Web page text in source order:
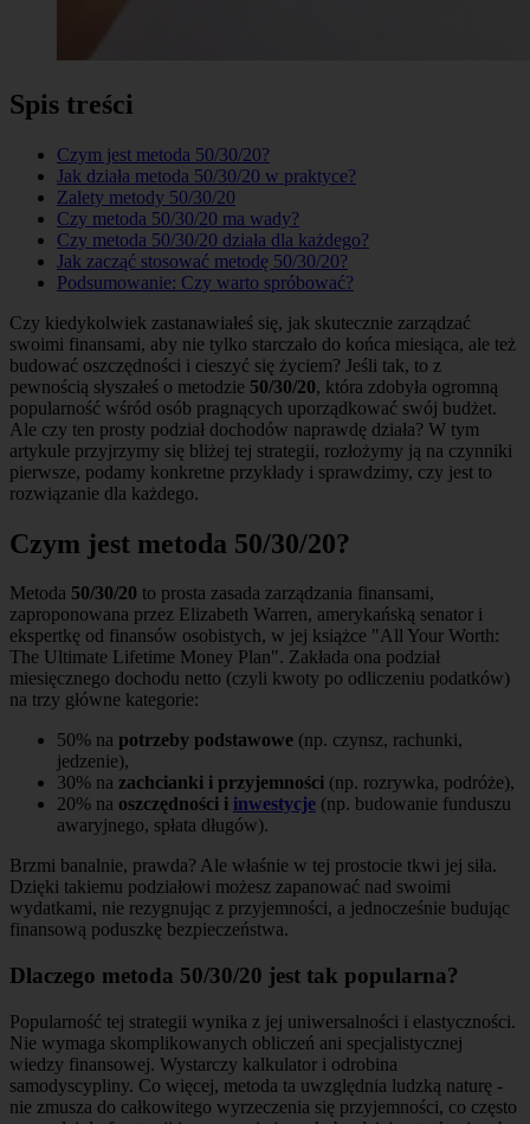
Spis treści
Czym jest metoda 50/30/20?
Jak działa metoda 50/30/20 w praktyce?
Zalety metody 50/30/20
Czy metoda 50/30/20 ma wady?
Czy metoda 50/30/20 działa dla każdego?
Jak zacząć stosować metodę 50/30/20?
Podsumowanie: Czy warto spróbować?
Czy kiedykolwiek zastanawiałeś się, jak skutecznie zarządzać
swoimi finansami, aby nie tylko starczało do końca miesiąca, ale też
budować oszczędności i cieszyć się życiem? Jeśli tak, to z
pewnością słyszałeś o metodzie 50/30/20, która zdobyła ogromną
popularność wśród osób pragnących uporządkować swój budżet.
Ale czy ten prosty podział dochodów naprawdę działa? W tym
artykule przyjrzymy się bliżej tej strategii, rozłożymy ją na czynniki
pierwsze, podamy konkretne przykłady i sprawdzimy, czy jest to
rozwiązanie dla każdego.
Czym jest metoda 50/30/20?
Metoda 50/30/20 to prosta zasada zarządzania finansami,
zaproponowana przez Elizabeth Warren, amerykańską senator i
ekspertkę od finansów osobistych, w jej książce "All Your Worth:
The Ultimate Lifetime Money Plan". Zakłada ona podział
miesięcznego dochodu netto (czyli kwoty po odliczeniu podatków)
na trzy główne kategorie:
50% na potrzeby podstawowe (np. czynsz, rachunki,
jedzenie),
30% na zachcianki i przyjemności (np. rozrywka, podróże),
20% na oszczędności i inwestycje (np. budowanie funduszu
awaryjnego, spłata długów).
Brzmi banalnie, prawda? Ale właśnie w tej prostocie tkwi jej siła.
Dzięki takiemu podziałowi możesz zapanować nad swoimi
wydatkami, nie rezygnując z przyjemności, a jednocześnie budując
finansową poduszkę bezpieczeństwa.
Dlaczego metoda 50/30/20 jest tak popularna?
Popularność tej strategii wynika z jej uniwersalności i elastyczności.
Nie wymaga skomplikowanych obliczeń ani specjalistycznej
wiedzy finansowej. Wystarczy kalkulator i odrobina
samodyscypliny. Co więcej, metoda ta uwzględnia ludzką naturę -
nie zmusza do całkowitego wyrzeczenia się przyjemności, co często